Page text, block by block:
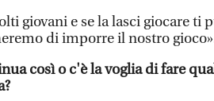
giovani e se la lasci giocare ti
di imporre il nostro
così o c'è la voglia di fare